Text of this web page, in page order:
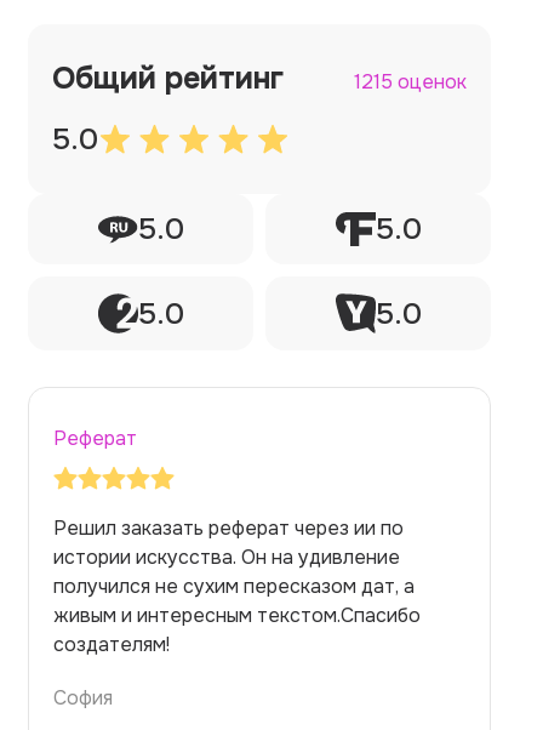
Общий рейтинг 1215 оценок
5.0
5.0 5.0
5.0 5.0
Реферат
Заказывала реферат с помощью нейросети
на медицинскую тему. Ожидала худшего,
но справилась. Термины использовала
правильно. Для быстрого ознакомления с
темой — идеально.
Алина